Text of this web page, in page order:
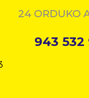
24 ORDUKO
943 532